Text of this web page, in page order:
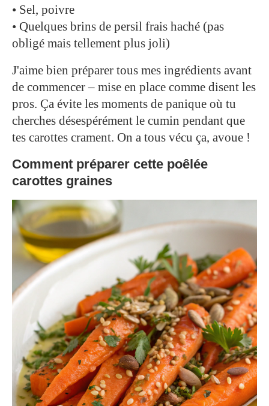
• Sel, poivre
• Quelques brins de persil frais haché (pas
obligé mais tellement plus joli)
J'aime bien préparer tous mes ingrédients avant
de commencer – mise en place comme disent les
pros. Ça évite les moments de panique où tu
cherches désespérément le cumin pendant que
tes carottes crament. On a tous vécu ça, avoue !
Comment préparer cette poêlée
carottes graines